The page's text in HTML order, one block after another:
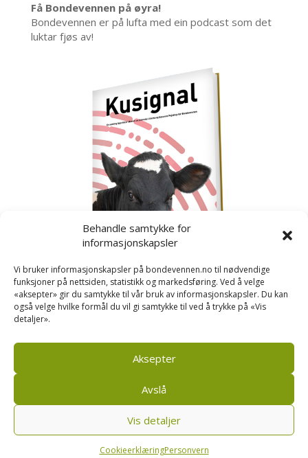
Behandle samtykke for
informasjonskapsler
Vi bruker informasjonskapsler på bondevennen.no til nødvendige
funksjoner på nettsiden, statistikk og markedsføring. Ved å velge
«aksepter» gir du samtykke til vår bruk av informasjonskapsler. Du kan
også velge hvilke formål du vil gi samtykke til ved å trykke på «Vis
detaljer».
Aksepter
Avslå
Vis detaljer
CookieerklæringPersonvern
Få Bondevennen på øyra!
Bondevennen er på lufta med ein podcast som det
luktar fjøs av!
Kusignal
Bondevennen SA, Pb 208, sentrum, 4001 Stavanger
Personvern og cookies regler